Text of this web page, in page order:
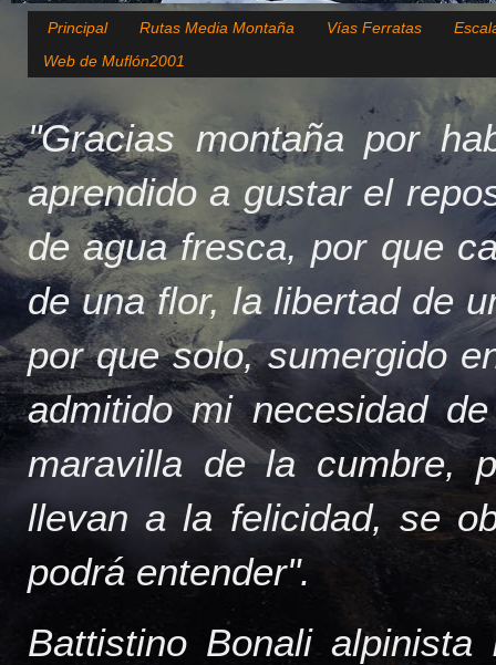
Principal Rutas Media Montaña Vías Ferratas
Web de Muflón2001
"Gracias montaña por
aprendido a gustar el
de agua fresca, por que
de una flor, la libertad de
por que solo, sumergido
admitido mi necesidad
maravilla de la cumbre,
llevan a la felicidad, se
podrá entender".
Battistino Bonali